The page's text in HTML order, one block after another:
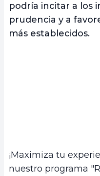
podría incitar a los
prudencia y a
más establecidos.
¡Maximiza tu
nuestro programa